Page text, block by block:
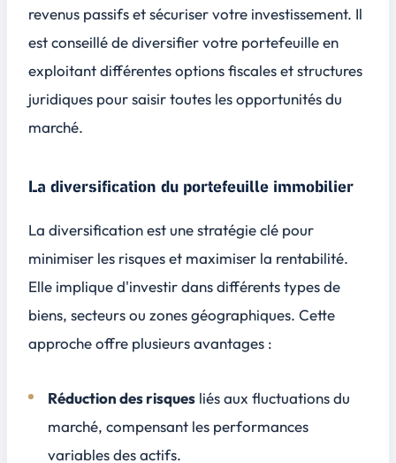
revenus passifs et sécuriser votre investissement. Il
est conseillé de diversifier votre portefeuille en
exploitant différentes options fiscales et structures
juridiques pour saisir toutes les opportunités du
marché.
La diversification du portefeuille immobilier
La diversification est une stratégie clé pour
minimiser les risques et maximiser la rentabilité.
Elle implique d'investir dans différents types de
biens, secteurs ou zones géographiques. Cette
approche offre plusieurs avantages :
Réduction des risques liés aux fluctuations du
marché, compensant les performances
variables des actifs.